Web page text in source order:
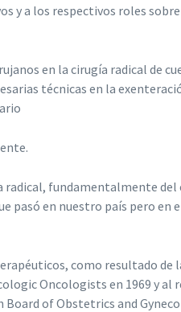
y a los respectivos roles
en la cirugía radical de
técnicas en la
radical, fundamentalmente del
pasó en nuestro país pero en
como resultado de
Oncologists en 1969 y
of Obstetrics and